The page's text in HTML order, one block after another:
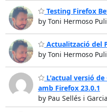
Testing Firefox
by Toni Hermoso
Actualització del
by Toni Hermoso
L'actual versió de
amb Firefox 23.0.1
by Pau Sellés i Garcia